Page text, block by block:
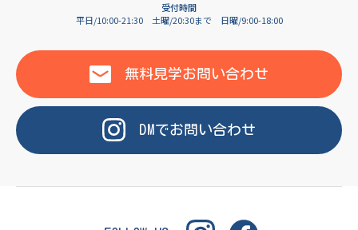
受付時間
平日/10:00-21:30
土曜/20:30まで 日曜/9:00-18:00
無料見学お問い合わせ
DM でお問い合わせ